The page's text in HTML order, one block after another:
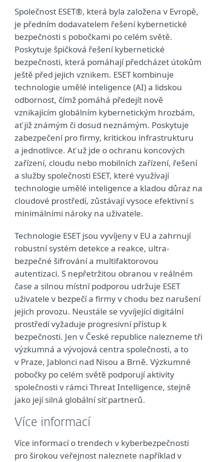
Společnost ESET®, která byla založena v Evropě,
je předním dodavatelem řešení kybernetické
bezpečnosti s pobočkami po celém světě.
Poskytuje špičková řešení kybernetické
bezpečnosti, která pomáhají předcházet útokům
ještě před jejich vznikem. ESET kombinuje
technologie umělé inteligence (AI) a lidskou
odbornost, čímž pomáhá předejít nově
vznikajícím globálním kybernetickým hrozbám,
ať již známým či dosud neznámým. Poskytuje
zabezpečení pro firmy, kritickou infrastrukturu
a jednotlivce. Ať už jde o ochranu koncových
zařízení, cloudu nebo mobilních zařízení, řešení
a služby společnosti ESET, které využívají
technologie umělé inteligence a kladou důraz na
cloudové prostředí, zůstávají vysoce efektivní s
minimálními nároky na uživatele.
Technologie ESET jsou vyvíjeny v EU a zahrnují
robustní systém detekce a reakce, ultra-
bezpečné šifrování a multifaktorovou
autentizaci. S nepřetržitou obranou v reálném
čase a silnou místní podporou udržuje ESET
uživatele v bezpečí a firmy v chodu bez narušení
jejich provozu. Neustále se vyvíjející digitální
prostředí vyžaduje progresivní přístup k
bezpečnosti. Jen v České republice nalezneme tři
výzkumná a vývojová centra společnosti, a to
v Praze, Jablonci nad Nisou a Brně. Výzkumné
pobočky po celém světě podporují aktivity
společnosti v rámci Threat Intelligence, stejně
jako její silná globální síť partnerů.
Více informací
Více informací o trendech v kyberbezpečnosti
pro širokou veřejnost naleznete například v